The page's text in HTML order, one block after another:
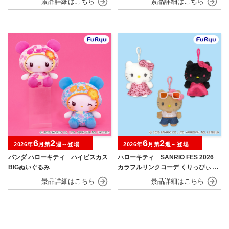
パンダ ハローキティ ハイビスカス
BIGぬいぐるみ
2026年6月第2週～登場
ハローキティ SANRIO FES 2026
カラフルリンクコーデ くりっぴぃ ぬ
2026年6月第2週～登場